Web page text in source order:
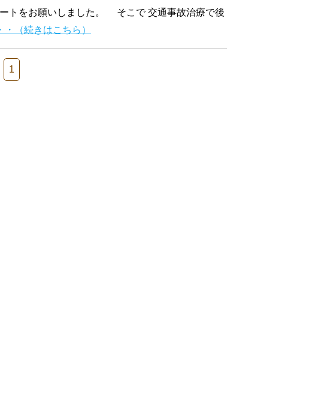
トをお願いしました。 そこで 交通事故治療で後
・（続きはこちら）
1